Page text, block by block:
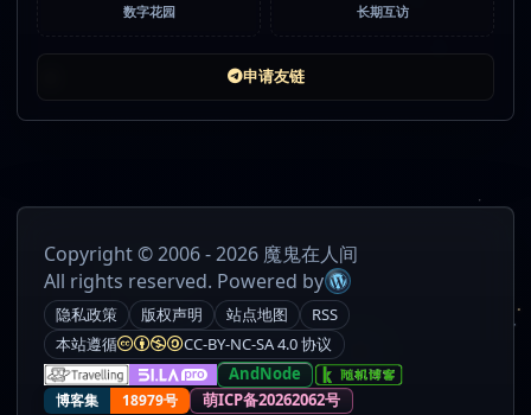
数字花园 长期互访
申请友链
Copyright © 2006 - 2026 魔鬼在人间
All rights reserved. Powered by
隐私政策 版权声明 站点地图
RSS
本站遵循
CC-BY-NC-SA 4.0 协议
AndNode
博客集 18979号 萌ICP备20262062号